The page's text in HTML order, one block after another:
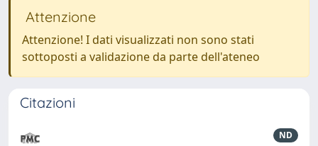
Attenzione
Attenzione! I dati visualizzati non sono stati
sottoposti a validazione da parte dell'ateneo
Citazioni
ND